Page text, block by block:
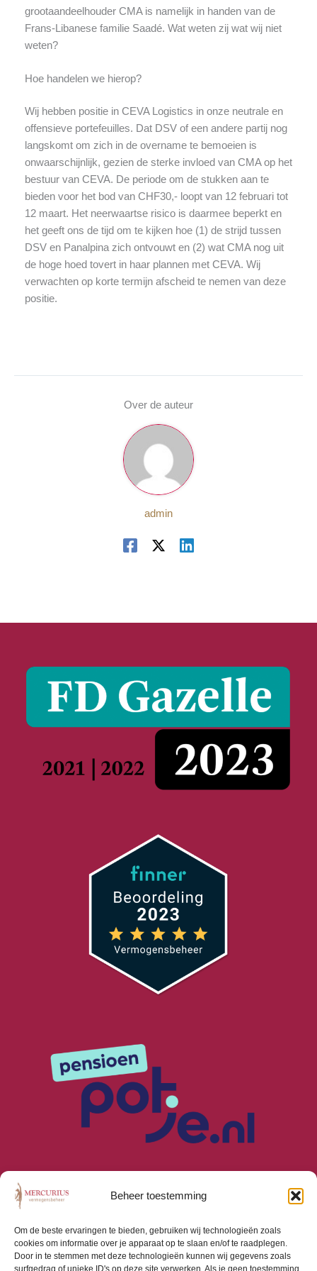
Beheer toestemming
Om de beste ervaringen te bieden, gebruiken wij technologieën zoals
cookies om informatie over je apparaat op te slaan en/of te raadplegen.
Door in te stemmen met deze technologieën kunnen wij gegevens zoals
surfgedrag of unieke ID's op deze site verwerken. Als je geen toestemming
grootaandeelhouder CMA is namelijk in handen van de
Frans-Libanese familie Saadé. Wat weten zij wat wij niet
weten?
Hoe handelen we hierop?
Wij hebben positie in CEVA Logistics in onze neutrale en
offensieve portefeuilles. Dat DSV of een andere partij nog
langskomt om zich in de overname te bemoeien is
onwaarschijnlijk, gezien de sterke invloed van CMA op het
bestuur van CEVA. De periode om de stukken aan te
bieden voor het bod van CHF30,- loopt van 12 februari tot
12 maart. Het neerwaartse risico is daarmee beperkt en
het geeft ons de tijd om te kijken hoe (1) de strijd tussen
DSV en Panalpina zich ontvouwt en (2) wat CMA nog uit
de hoge hoed tovert in haar plannen met CEVA. Wij
verwachten op korte termijn afscheid te nemen van deze
positie.
Over de auteur
admin
Algemene Voorwaarden
Privacyverklaring